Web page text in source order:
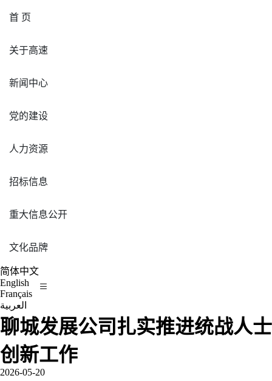
首 页
关于高速
新闻中心
党的建设
人力资源
招标信息
重大信息公开
文化品牌
简体中文
English
Français
العربية
聊城发展公司扎实推进统战人士
创新工作
2026-05-20